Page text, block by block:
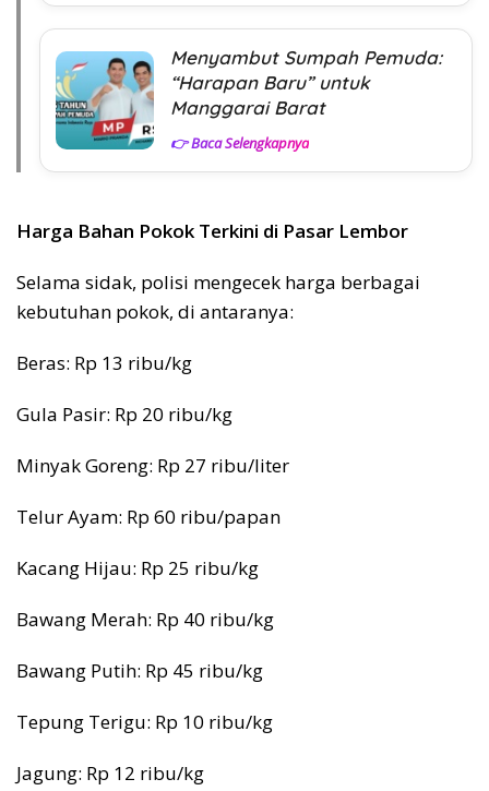
Menyambut Sumpah Pemuda:
“Harapan Baru” untuk
Manggarai Barat
👉 Baca Selengkapnya
Harga Bahan Pokok Terkini di Pasar Lembor
Selama sidak, polisi mengecek harga berbagai
kebutuhan pokok, di antaranya:
Beras: Rp 13 ribu/kg
Gula Pasir: Rp 20 ribu/kg
Minyak Goreng: Rp 27 ribu/liter
Telur Ayam: Rp 60 ribu/papan
Kacang Hijau: Rp 25 ribu/kg
Bawang Merah: Rp 40 ribu/kg
Bawang Putih: Rp 45 ribu/kg
Tepung Terigu: Rp 10 ribu/kg
Jagung: Rp 12 ribu/kg